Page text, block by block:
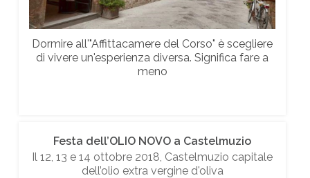
Dormire all'"Affittacamere del Corso" è scegliere
di vivere un'esperienza diversa. Significa fare a
meno
Festa dell’OLIO NOVO a Castelmuzio
Il 12, 13 e 14 ottobre 2018, Castelmuzio capitale
dell’olio extra vergine d'oliva